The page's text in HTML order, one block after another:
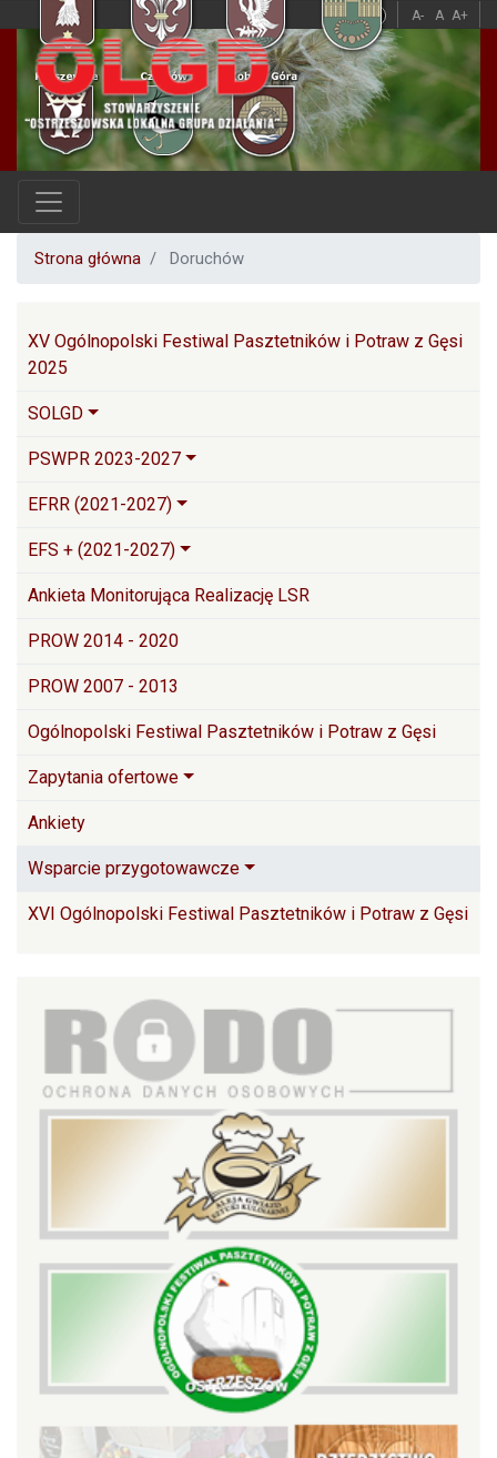
Przejdź
do
treści
A- A A+
A A
Strona główna Doruchów
Główna nawigacja
XV Ogólnopolski Festiwal Pasztetników i Potraw z Gęsi
2025
SOLGD
PSWPR 2023-2027
EFRR (2021-2027)
EFS + (2021-2027)
Ankieta Monitorująca Realizację LSR
PROW 2014 - 2020
PROW 2007 - 2013
Ogólnopolski Festiwal Pasztetników i Potraw z Gęsi
Zapytania ofertowe
Ankiety
Wsparcie przygotowawcze
XVI Ogólnopolski Festiwal Pasztetników i Potraw z Gęsi